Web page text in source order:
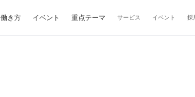
働き方 イベント 重点テーマ サービス イベント 採